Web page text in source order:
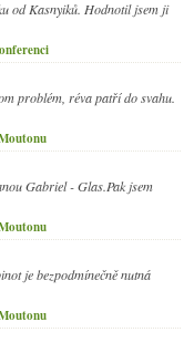
od Kasnyiků. Hodnotil jsem ji
problém, réva patří do svahu.
Gabriel - Glas.Pak jsem
je bezpodmínečně nutná